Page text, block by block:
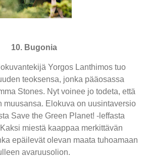
10. Bugonia
Yorgos Lanthimos tuo
teoksensa, jonka pääosassa
Stones. Nyt voinee jo todeta, että
muusansa. Elokuva on uusintaversio
Save the Green Planet! -leffasta
miestä kaappaa merkittävän
epäilevät olevan maata tuhoamaan
avaruusolion.